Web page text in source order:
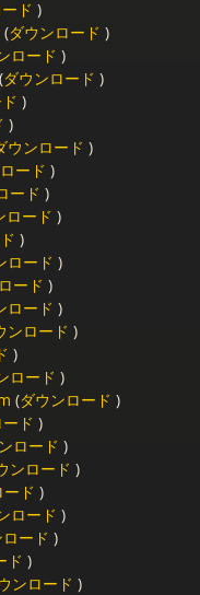
ド )
(ダウンロード )
ロード )
(ダウンロード )
)
)
ウンロード )
ード )
ード )
ロード )
)
ロード )
ード )
ロード )
ンロード )
)
ロード )
(ダウンロード )
ド )
ロード )
ンロード )
ド )
ロード )
ード )
ド )
ンロード )